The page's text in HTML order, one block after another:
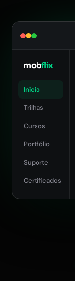
mobflix
Início
Trilhas
Cursos
Portfólio
Suporte
Certificados